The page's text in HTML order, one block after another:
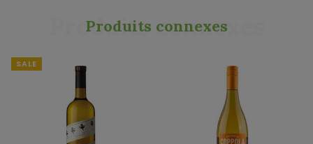
Produits connexes
Produits connexes
SALE